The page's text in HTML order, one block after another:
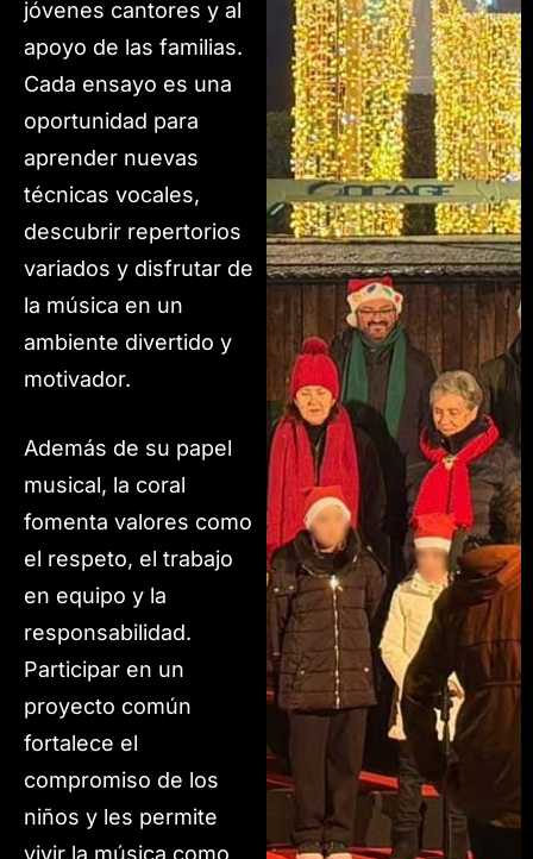
jóvenes cantores y al
apoyo de las familias.
Cada ensayo es una
oportunidad para
aprender nuevas
técnicas vocales,
descubrir repertorios
variados y disfrutar de
la música en un
ambiente divertido y
motivador.
Además de su papel
musical, la coral
fomenta valores como
el respeto, el trabajo
en equipo y la
responsabilidad.
Participar en un
proyecto común
fortalece el
compromiso de los
niños y les permite
vivir la música como